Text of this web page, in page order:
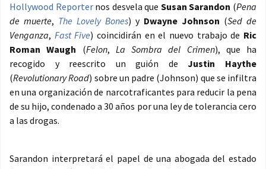
Hollywood Reporternos desvela que Susan Sarandon (Pena
de muerte, The Lovely Bones) y Dwayne Johnson (Sed de
Venganza, Fast Five) coincidirán en el nuevo trabajo de Ric
Roman Waugh (Felon, La Sombra del Crimen), que ha
recogido y reescrito un guión deJustin Haythe
(Revolutionary Road) sobre un padre (Johnson) que se infiltra
en una organización de narcotraficantes para reducir la pena
de su hijo, condenado a 30 años por una ley de tolerancia cero
a las drogas.
Sarandon interpretará el papel de una abogada del estado